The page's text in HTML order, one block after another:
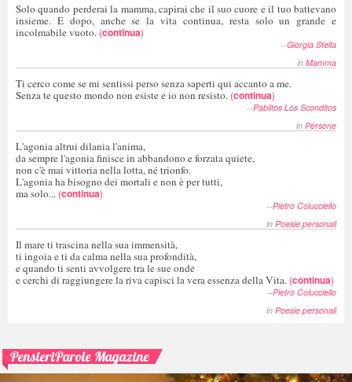
Solo quando perderai la mamma, capirai che il suo cuore e il tuo battevano
insieme. E dopo, anche se la vita continua, resta solo un grande e
incolmabile vuoto. (continua)
--Giorgia Stella
in Mamma
Ti cerco come se mi sentissi perso senza saperti qui accanto a me.
Senza te questo mondo non esiste e io non resisto. (continua)
--Pablitos Los Sconditos
in Persone
L'agonia altrui dilania l'anima,
da sempre l'agonia finisce in abbandono e forzata quiete,
non c'è mai vittoria nella lotta, né trionfo.
L'agonia ha bisogno dei mortali e non è per tutti,
ma solo... (continua)
--Pietro Colucciello
in Poesie personali
Il mare ti trascina nella sua immensità,
ti ingoia e ti da calma nella sua profondità,
e quando ti senti avvolgere tra le sue onde
e cerchi di raggiungere la riva capisci la vera essenza della Vita. (continua)
--Pietro Colucciello
in Poesie personali
PensieriParole Magazine